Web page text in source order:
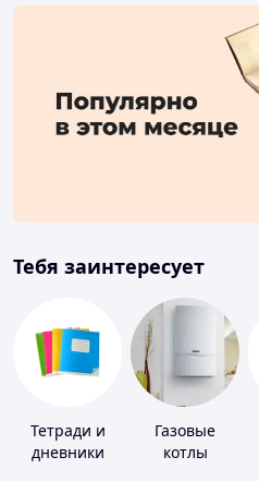
Тебя заинтересует
Тетради и
дневники
Газовые
котлы